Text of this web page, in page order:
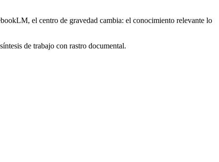
el centro de gravedad cambia: el conocimiento relevante lo
de trabajo con rastro documental.